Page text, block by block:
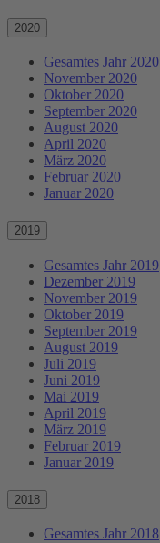
2020
Gesamtes Jahr 2020
November 2020
Oktober 2020
September 2020
August 2020
April 2020
März 2020
Februar 2020
Januar 2020
2019
Gesamtes Jahr 2019
Dezember 2019
November 2019
Oktober 2019
September 2019
August 2019
Juli 2019
Juni 2019
Mai 2019
April 2019
März 2019
Februar 2019
Januar 2019
2018
Gesamtes Jahr 2018